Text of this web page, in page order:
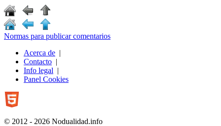
Normas para publicar comentarios
Acerca de |
Contacto |
Info legal |
Panel Cookies
© 2012 - 2026 Nodualidad.info